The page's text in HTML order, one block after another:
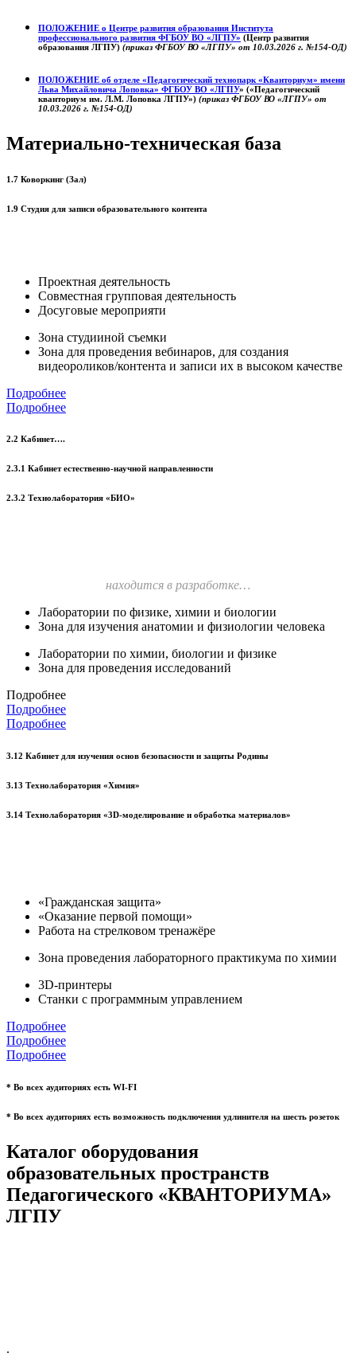
ПОЛОЖЕНИЕ о Центре развития образования Института
профессионального развития ФГБОУ ВО «ЛГПУ» (Центр развития
образования ЛГПУ) (приказ ФГБОУ ВО «ЛГПУ» от 10.03.2026 г. №154-ОД)
ПОЛОЖЕНИЕ об отделе «Педагогический технопарк «Кванториум» имени
Льва Михайловича Лоповка» ФГБОУ ВО «ЛГПУ» («Педагогический
кванториум им. Л.М. Лоповка ЛГПУ») (приказ ФГБОУ ВО «ЛГПУ» от
10.03.2026 г. №154-ОД)
Материально-техническая база
1.7 Коворкинг (Зал)
1.9 Студия для записи образовательного контента
Проектная деятельность
Совместная групповая деятельность
Досуговые мероприяти
Зона студииной съемки
Зона для проведения вебинаров, для создания
видеороликов/контента и записи их в высоком качестве
Подробнее
Подробнее
2.2 Кабинет….
2.3.1 Кабинет естественно-научной направленности
2.3.2 Технолаборатория «БИО»
находится в разработке…
Лаборатории по физике, химии и биологии
Зона для изучения анатомии и физиологии человека
Лаборатории по химии, биологии и физике
Зона для проведения исследований
Подробнее
Подробнее
Подробнее
3.12 Кабинет для изучения основ безопасности и защиты Родины
3.13 Технолаборатория «Химия»
3.14 Технолаборатория «3D-моделирование и обработка материалов»
«Гражданская защита»
«Оказание первой помощи»
Работа на стрелковом тренажёре
Зона проведения лабораторного практикума по химии
3D-принтеры
Станки с программным управлением
Подробнее
Подробнее
Подробнее
* Во всех аудиториях есть WI-FI
* Во всех аудиториях есть возможность подключения удлинителя на шесть розеток
Каталог оборудования
образовательных пространств
Педагогического «КВАНТОРИУМА»
ЛГПУ
.